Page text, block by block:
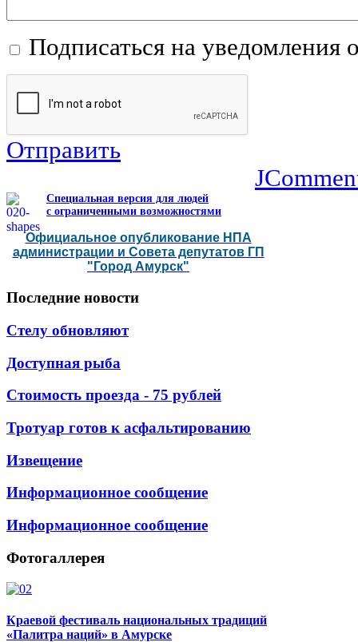
Подписаться на уведомления
Отправить
Специальная версия для людей
с ограниченными возможностями
Официальное опубликование НПА
администрации и Совета депутатов ГП
"Город Амурск"
Последние новости
Стелу обновляют
Доступная рыба
Стоимость проезда - 75 рублей
Тротуар готов к асфальтированию
Извещение
Информационное сообщение
Информационное сообщение
Фотогаллерея
Краевой фестиваль национальных традиций
«Палитра наций» в Амурске